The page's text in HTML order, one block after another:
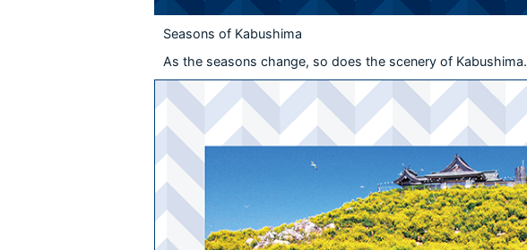
Seasons of Kabushima
As the seasons change, so does the scenery of Kabushima.